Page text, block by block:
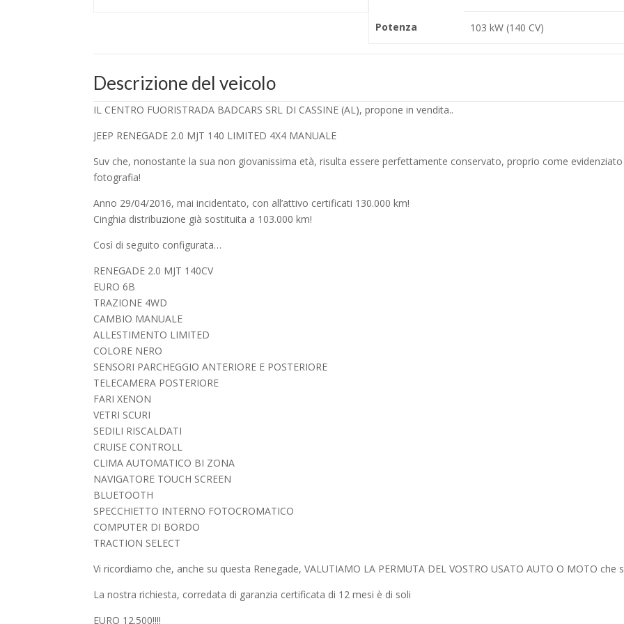
Potenza 103 kW (140 CV)
Descrizione del veicolo
IL CENTRO FUORISTRADA BADCARS SRL DI CASSINE (AL), propone in vendita..
JEEP RENEGADE 2.0 MJT 140 LIMITED 4X4 MANUALE
Suv che, nonostante la sua non giovanissima età, risulta essere perfettamente conservato, proprio come
fotografia!
Anno 29/04/2016, mai incidentato, con all’attivo certificati 130.000 km!
Cinghia distribuzione già sostituita a 103.000 km!
Così di seguito configurata…
RENEGADE 2.0 MJT 140CV
EURO 6B
TRAZIONE 4WD
CAMBIO MANUALE
ALLESTIMENTO LIMITED
COLORE NERO
SENSORI PARCHEGGIO ANTERIORE E POSTERIORE
TELECAMERA POSTERIORE
FARI XENON
VETRI SCURI
SEDILI RISCALDATI
CRUISE CONTROLL
CLIMA AUTOMATICO BI ZONA
NAVIGATORE TOUCH SCREEN
BLUETOOTH
SPECCHIETTO INTERNO FOTOCROMATICO
COMPUTER DI BORDO
TRACTION SELECT
Vi ricordiamo che, anche su questa Renegade, VALUTIAMO LA PERMUTA DEL VOSTRO USATO AUTO O MOTO che
La nostra richiesta, corredata di garanzia certificata di 12 mesi è di soli
EURO 12.500!!!!